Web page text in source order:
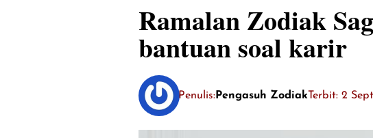
Ramalan Zodiak
bantuan soal karir
Penulis:Pengasuh Zodiak Terbit: 2